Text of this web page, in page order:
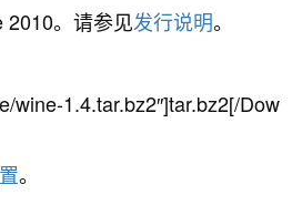
2010。请参见发行说明。
wine-1.4.tar.bz2″]tar.bz2[/Dow
。